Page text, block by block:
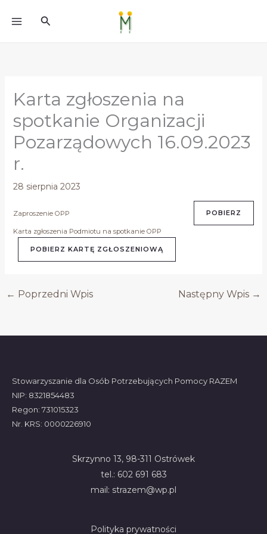
treści
Szukaj
Karta zgłoszenia na
spotkanie Organizacji
Pozarządowych 16.09.2023
r.
28 sierpnia 2023
Zaproszenie OPP POBIERZ
Karta zgłoszenia Podmiotu na spotkanie OPP
POBIERZ KARTĘ ZGŁOSZENIOWĄ
← Poprzedni Wpis Następny Wpis →
Stowarzyszanie dla Osób Potrzebujących Pomocy RAZEM
NIP: 8321854483
Regon: 731015323
Nr. KRS: 0000226910
Skrzynno 13, 98-311 Ostrówek
tel.: 602 691 683
mail: strazem@wp.pl
Polityka prywatności